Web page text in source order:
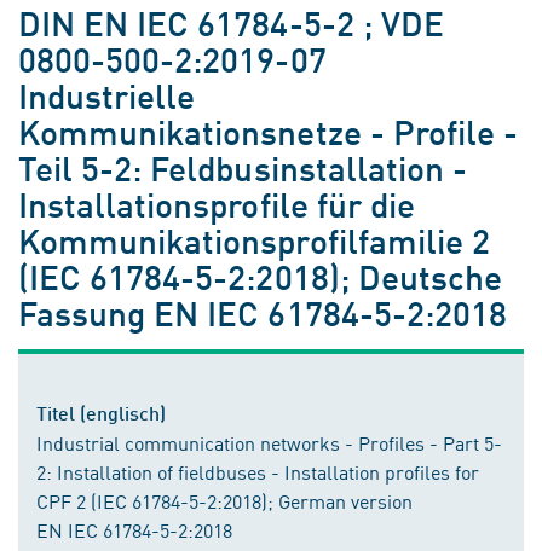
DIN EN IEC 61784-5-2 ; VDE
0800-500-2:2019-07
Industrielle
Kommunikationsnetze - Profile -
Teil 5-2: Feldbusinstallation -
Installationsprofile für die
Kommunikationsprofilfamilie 2
(IEC 61784-5-2:2018); Deutsche
Fassung EN IEC 61784-5-2:2018
Titel (englisch)
Industrial communication networks - Profiles - Part 5-
2: Installation of fieldbuses - Installation profiles for
CPF 2 (IEC 61784-5-2:2018); German version
EN IEC 61784-5-2:2018